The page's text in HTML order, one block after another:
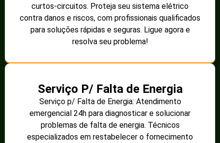
curtos-circuitos. Proteja seu sistema elétrico
contra danos e riscos, com profissionais qualificados
para soluções rápidas e seguras. Ligue agora e
resolva seu problema!
Serviço P/ Falta de Energia
Serviço p/ Falta de Energia: Atendimento
emergencial 24h para diagnosticar e solucionar
problemas de falta de energia. Técnicos
especializados em restabelecer o fornecimento